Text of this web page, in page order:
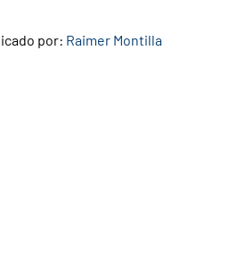
por: Raimer Montilla